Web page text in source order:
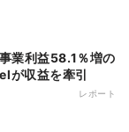
業利益58.1％増の
収益を牽引
レポート